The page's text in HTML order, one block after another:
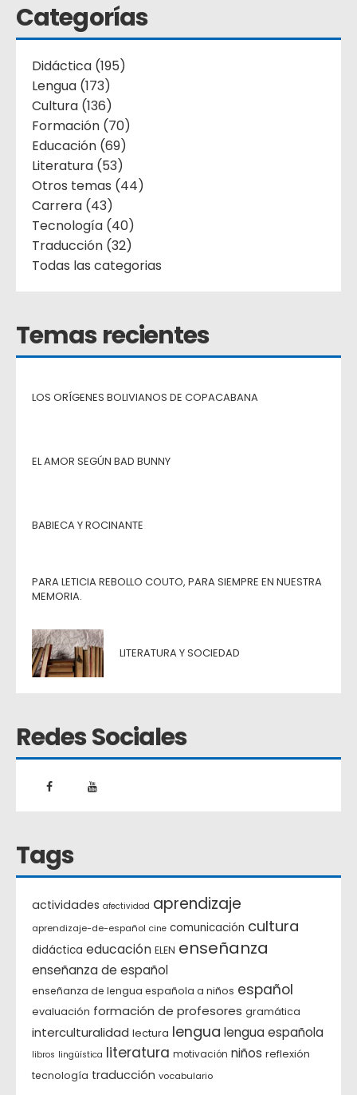
Categorías
Didáctica (195)
Lengua (173)
Cultura (136)
Formación (70)
Educación (69)
Literatura (53)
Otros temas (44)
Carrera (43)
Tecnología (40)
Traducción (32)
Todas las categorias
Temas recientes
LOS ORÍGENES BOLIVIANOS DE COPACABANA
EL AMOR SEGÚN BAD BUNNY
BABIECA Y ROCINANTE
PARA LETICIA REBOLLO COUTO, PARA SIEMPRE EN NUESTRA
MEMORIA.
LITERATURA Y SOCIEDAD
Redes Sociales
Tags
actividades afectividad aprendizaje
aprendizaje-de-español cine comunicación cultura
didáctica educación ELEN enseñanza
enseñanza de español
enseñanza de lengua española a niños español
evaluación formación de profesores gramática
interculturalidad lectura lengua lengua española
libros lingüística literatura motivación niños reflexión
tecnología traducción vocabulario